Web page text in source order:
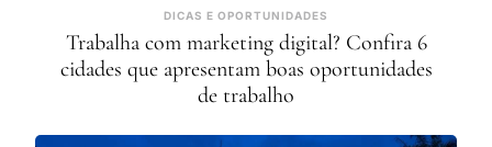
DICAS E OPORTUNIDADES
Trabalha com marketing digital? Confira 6
cidades que apresentam boas oportunidades
de trabalho